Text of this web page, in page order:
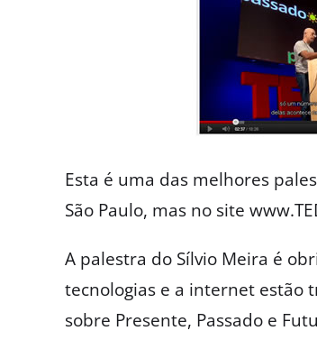
Esta é uma das melhores
São Paulo, mas no site
A palestra do Sílvio Meira é
tecnologias e a internet estão
sobre Presente, Passado e